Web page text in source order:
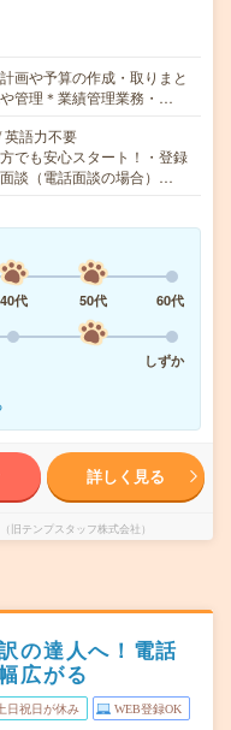
画や予算の作成・取りまと
管理＊業績管理業務・…
英語力不要
でも安心スタート！・登録
談（電話面談の場合）…
40代 50代
60代
しずか
詳しく見る
テンプスタッフ株式会社）
の達人へ！電話
広がる
日祝日が休み WEB登録OK